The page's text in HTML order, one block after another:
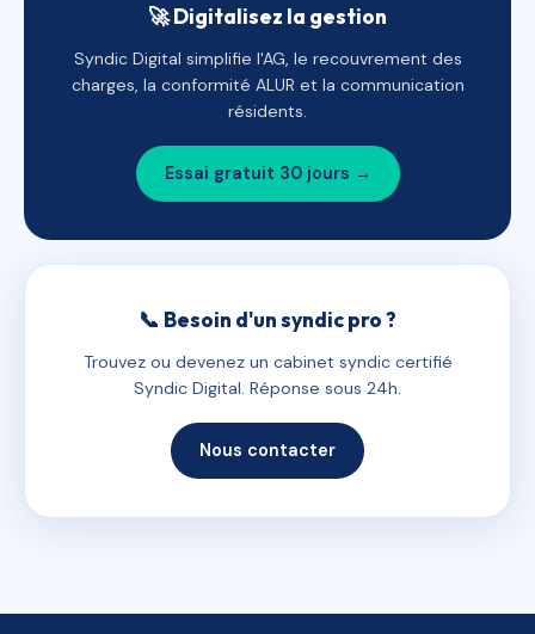
🚀 Digitalisez la gestion
Syndic Digital simplifie l'AG, le recouvrement des
charges, la conformité ALUR et la communication
résidents.
Essai gratuit 30 jours →
📞 Besoin d'un syndic pro ?
Trouvez ou devenez un cabinet syndic certifié
Syndic Digital. Réponse sous 24h.
Nous contacter